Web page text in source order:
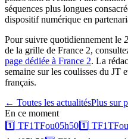
séquences plus longues
dispositif numérique en
Pour suivre quotidiennement le
de la grille de France 2,
page dédiée à France 2. La
semaine sur les coulisses du JT
français.
← Toutes les actualitésPlus sur
En ce moment
1️⃣ TF1TFou05h501️⃣ TF1TFou